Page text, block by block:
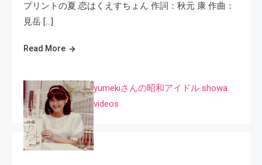
プリントの夏 恋はくえすちょん 作詞：秋元 康 作曲：
見岳 […]
Read More
yumekiさんの昭和アイドル showa
videos